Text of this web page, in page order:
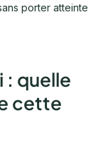
porter atteinte
: quelle
cette